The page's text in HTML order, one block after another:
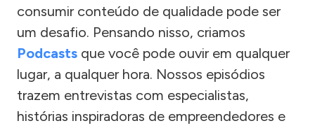
consumir conteúdo de qualidade pode ser
um desafio. Pensando nisso, criamos
Podcasts que você pode ouvir em qualquer
lugar, a qualquer hora. Nossos episódios
trazem entrevistas com especialistas,
histórias inspiradoras de empreendedores e